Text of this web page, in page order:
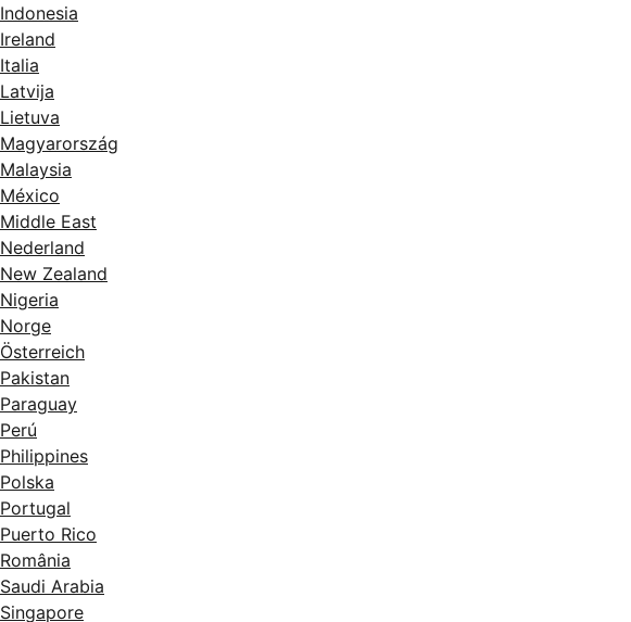
Indonesia
Ireland
Italia
Latvija
Lietuva
Magyarország
Malaysia
México
Middle East
Nederland
New Zealand
Nigeria
Norge
Österreich
Pakistan
Paraguay
Perú
Philippines
Polska
Portugal
Puerto Rico
România
Saudi Arabia
Singapore